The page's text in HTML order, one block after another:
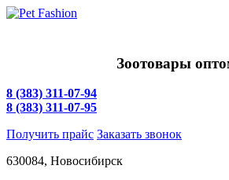
Зоотовары
8 (383) 311-07-94
8 (383) 311-07-95
Получить прайс Заказать звонок
630084, Новосибирск